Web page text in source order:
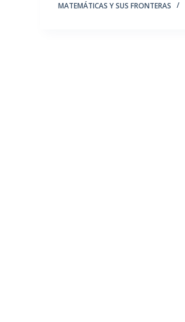
MATEMÁTICAS Y SUS FRONTERAS